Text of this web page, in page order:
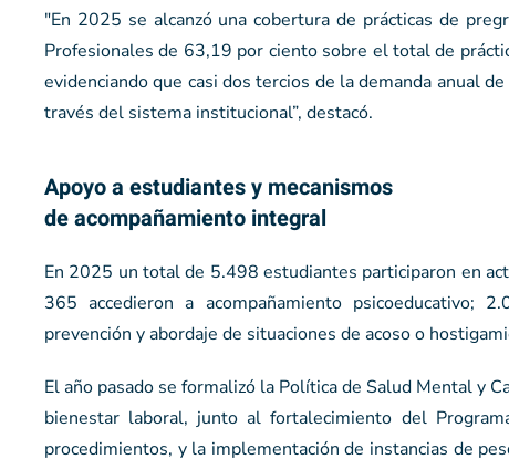
"En 2025 se alcanzó una cobertura de prácticas de
Profesionales de 63,19 por ciento sobre el total de
evidenciando que casi dos tercios de la demanda anual
través del sistema institucional”, destacó.
Apoyo a estudiantes y mecanismos
de acompañamiento integral
En 2025 un total de 5.498 estudiantes participaron en
365 accedieron a acompañamiento psicoeducativo;
prevención y abordaje de situaciones de acoso o
El año pasado se formalizó la Política de Salud Mental y
bienestar laboral, junto al fortalecimiento del
procedimientos, y la implementación de instancias de